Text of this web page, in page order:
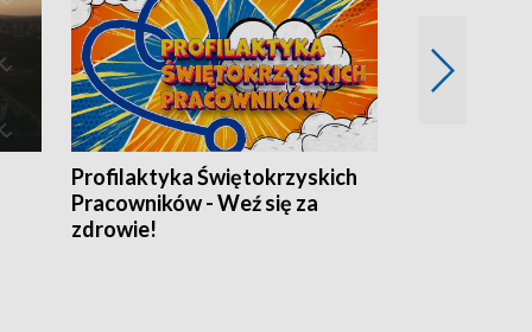
Profilaktyka Świętokrzyskich
Pracowników - Weź się za
zdrowie!